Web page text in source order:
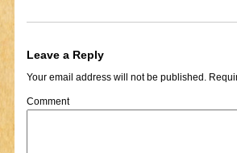
Leave a Reply
Your email address will not be published.
Comment